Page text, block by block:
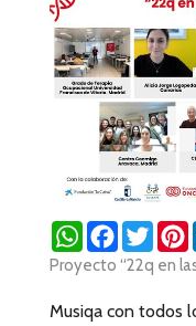
WhatsApp
Facebook
Proyecto “22q en
Musiqa con todos